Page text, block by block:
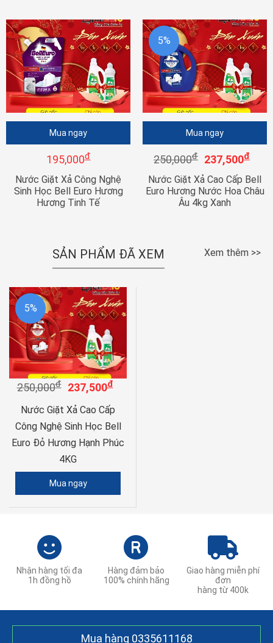
Mua ngay
195,000đ
Nước Giặt Xả Công Nghệ
Sinh Học Bell Euro Hương
Hương Tinh Tế
5%
Mua ngay
250,000đ 237,500đ
Nước Giặt Xả Cao Cấp Bell
Euro Hương Nước Hoa Châu
Âu 4kg Xanh
SẢN PHẨM ĐÃ XEM Xem thêm >>
5%
250,000đ 237,500đ
Nước Giặt Xả Cao Cấp
Công Nghệ Sinh Học Bell
Euro Đỏ Hương Hạnh Phúc
4KG
Mua ngay
Nhận hàng tối đa
1h đồng hồ
Hàng đảm bảo
100% chính hãng
Giao hàng miễn phí
đơn
hàng từ 400k
Mua hàng 0335611168